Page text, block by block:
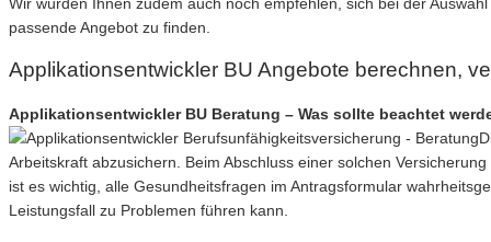
passende Angebot zu finden.
Applikationsentwickler BU Angebote berechnen,
Applikationsentwickler BU Beratung – Was sollte beachtet
Arbeitskraft abzusichern. Beim Abschluss einer solchen
ist es wichtig, alle Gesundheitsfragen im Antragsformular
Leistungsfall zu Problemen führen kann.